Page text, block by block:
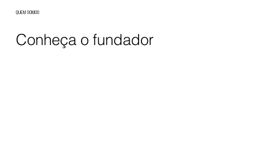
QUEM SOMOS
Conheça o fundador